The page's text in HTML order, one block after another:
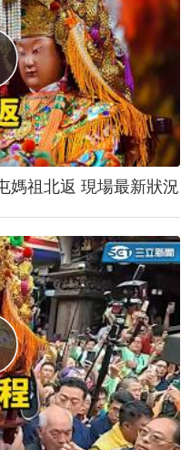
媽祖北返 現場最新狀況